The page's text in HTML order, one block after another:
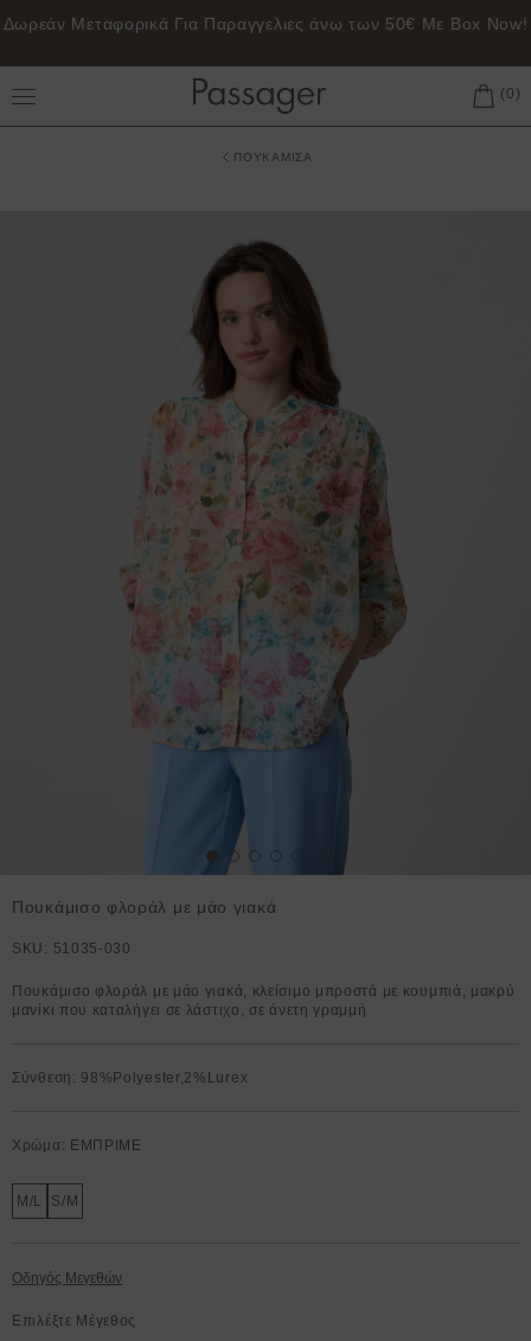
Δωρεάν Μεταφορικά Για Παραγγελιες άνω των 50€ Με Box Now!
Toggle Main Menu
ΠΟΥΚΑΜΙΣΑ
Πουκάμισο φλοράλ με μάο γιακά
SKU: 51035-030
Πουκάμισο φλοράλ με μάο γιακά, κλείσιμο μπροστά με κουμπιά, μακρύ
μανίκι που καταλήγει σε λάστιχο, σε άνετη γραμμή
Σύνθεση: 98%Polyester,2%Lurex
Χρώμα: ΕΜΠΡΙΜΕ
M/L S/M
Οδηγός Μεγεθών
Επιλέξτε Μέγεθος